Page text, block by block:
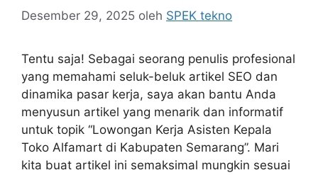
Desember 29, 2025 oleh SPEK tekno
Tentu saja! Sebagai seorang penulis profesional
yang memahami seluk-beluk artikel SEO dan
dinamika pasar kerja, saya akan bantu Anda
menyusun artikel yang menarik dan informatif
untuk topik “Lowongan Kerja Asisten Kepala
Toko Alfamart di Kabupaten Semarang”. Mari
kita buat artikel ini semaksimal mungkin sesuai